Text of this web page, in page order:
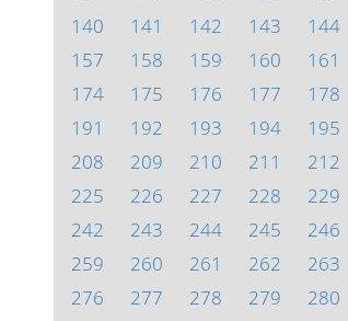
140
141 142 143 144
157
158 159 160 161
174
175 176 177 178
191
192 193 194 195
208
209 210 211 212
225
226 227 228 229
242
243 244 245 246
259
260 261 262 263
276
277 278 279 280